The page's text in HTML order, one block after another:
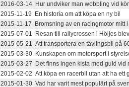
2016-03-14 Hur undviker man wobbling vid
2015-11-19 En historia om att köpa en ny bil
2015-11-17 Bromsning av en racingmotor mitt
2015-07-01 Resan till rallycrossen i Höljes
2015-05-21 Att transportera en tävlingsbil på
2015-03-30 Kunskapen om motorsport i
2015-03-27 Det finns ingen kista med guld vid
2015-02-02 Att köpa en racerbil utan att ha ett
2015-01-30 Vad har varit mest populärt på